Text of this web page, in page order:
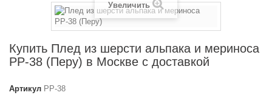
Увеличить
Купить Плед из шерсти альпака и мериноса
РР-38 (Перу) в Москве с доставкой
Артикул РР-38